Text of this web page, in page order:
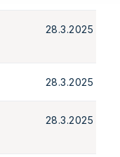
28.3.2025
28.3.2025
28.3.2025